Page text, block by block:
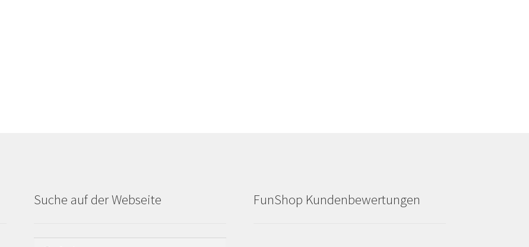
Suche auf der Webseite FunShop Kundenbewertungen